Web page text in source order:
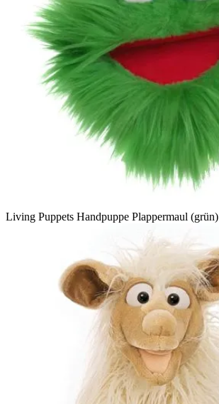
Living Puppets Handpuppe Plappermaul (grün)